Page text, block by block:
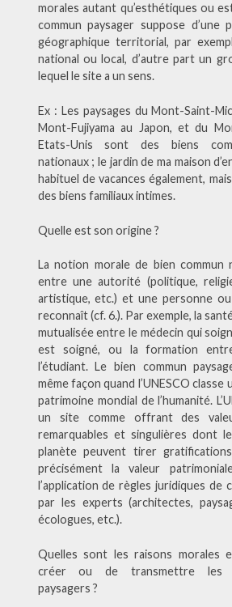
morales autant qu’esthétiques ou
commun paysager suppose d’une
géographique territorial, par
national ou local, d’autre part un
lequel le site a un sens.
Ex : Les paysages du Mont-Saint-
Mont-Fujiyama au Japon, et du
Etats-Unis sont des biens
nationaux ; le jardin de ma maison
habituel de vacances également,
des biens familiaux intimes.
Quelle est son origine ?
La notion morale de bien commun
entre une autorité (politique,
artistique, etc.) et une personne
reconnaît (cf. 6.). Par exemple, la
mutualisée entre le médecin qui
est soigné, ou la formation
l’étudiant. Le bien commun
même façon quand l’UNESCO
patrimoine mondial de l’humanité.
un site comme offrant des
remarquables et singulières dont
planète peuvent tirer
précisément la valeur
l’application de règles juridiques de
par les experts (architectes,
écologues, etc.).
Quelles sont les raisons morales
créer ou de transmettre les
paysagers ?